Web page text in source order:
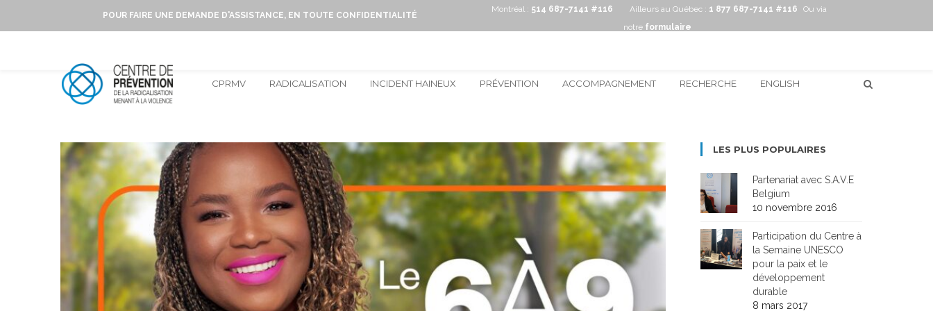
POUR FAIRE UNE DEMANDE D'ASSISTANCE, EN TOUTE CONFIDENTIALITÉ
Montréal : 514 687-7141 #116 Ailleurs au Québec : 1 877 687-7141 #116
Ou via
notre formulaire
CPRMV RADICALISATION INCIDENT HAINEUX PRÉVENTION ACCOMPAGNEMENT RECHERCHE ENGLISH
LES PLUS POPULAIRES
Partenariat avec S.A.V.E
Belgium
10 novembre 2016
Participation du Centre à
la Semaine UNESCO
pour la paix et le
développement
durable
8 mars 2017